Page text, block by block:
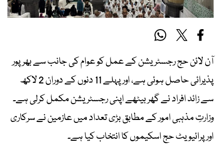
آن لائن حج رجسٹریشن کے عمل کو عوام کی جانب سے بھرپور
پذیرائی حاصل ہوئی ہے، اور پہلے 11 دنوں کے دوران 2 لاکھ
سے زائد افراد نے گھر بیٹھے اپنی رجسٹریشن مکمل کرلی ہے۔
وزارتِ مذہبی امور کے مطابق بڑی تعداد میں عازمین نے سرکاری
اور پرائیویٹ حج اسکیموں کا انتخاب کیا ہے۔